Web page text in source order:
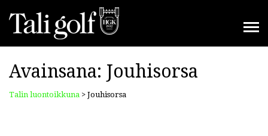
Avainsana: Jouhisorsa
Talin luontoikkuna > Jouhisorsa